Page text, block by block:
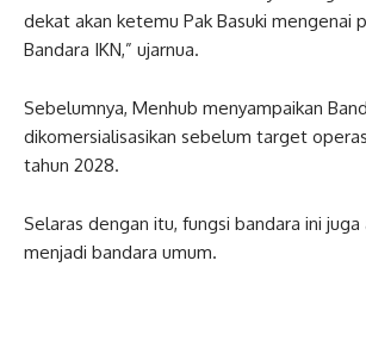
dekat akan ketemu Pak Basuki mengenai
Bandara IKN,” ujarnua.
Sebelumnya, Menhub menyampaikan
dikomersialisasikan sebelum target
tahun 2028.
Selaras dengan itu, fungsi bandara ini juga
menjadi bandara umum.